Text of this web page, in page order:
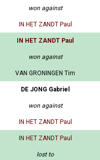
won against
IN HET ZANDT Paul
IN HET ZANDT Paul
won against
VAN GRONINGEN Tim
DE JONG Gabriel
won against
IN HET ZANDT Paul
IN HET ZANDT Paul
lost to